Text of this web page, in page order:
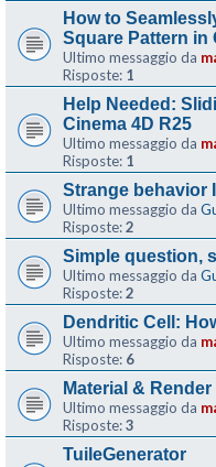
How to
Square Pattern in
Ultimo messaggio da
Risposte: 1
Help Needed:
Cinema 4D R25
Ultimo messaggio da
Risposte: 1
Strange behavior
Ultimo messaggio da
Risposte:2
Simple question,
Ultimo messaggio da
Risposte:2
Dendritic Cell:
Ultimo messaggio da
Risposte: 6
Material &
Ultimo messaggio da
Risposte:3
TuileGenerator